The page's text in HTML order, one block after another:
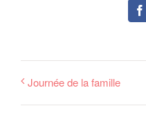
Journée de la famille